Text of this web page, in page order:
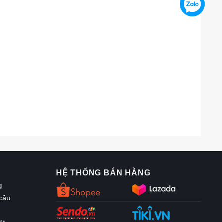
HỆ THỐNG BÁN HÀNG